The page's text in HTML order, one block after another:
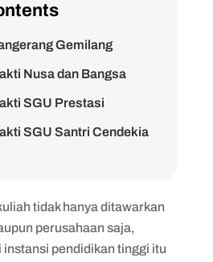
Gemilang
Nusa dan Bangsa
SGU Prestasi
SGU Santri Cendekia
tidak hanya ditawarkan
perusahaan saja,
instansi pendidikan tinggi itu